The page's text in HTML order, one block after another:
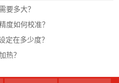
要多大？
度如何校准？
定在多少度？
热？